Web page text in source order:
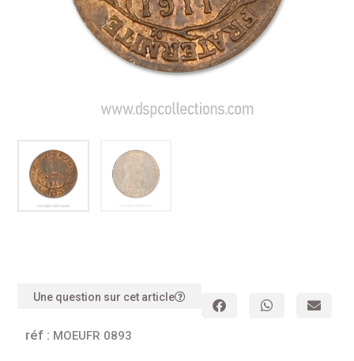
Une question sur cet article
réf : MOEUFR 0893